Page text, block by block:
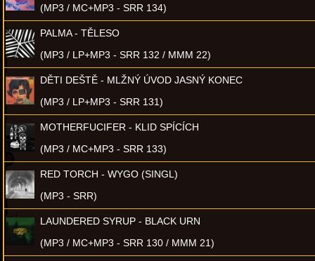
(MP3 / MC+MP3 - SRR 134)
PALMA - TĚLESO
(MP3 / LP+MP3 - SRR 132 / MMM 22)
DĚTI DEŠTĚ - MLŽNÝ ÚVOD JASNÝ KONEC
(MP3 / LP+MP3 - SRR 131)
MOTHERFUCIFER - KLID SPÍCÍCH
(MP3 / MC+MP3 - SRR 133)
RED TORCH - WYGO (SINGL)
(MP3 - SRR)
LAUNDERED SYRUP - BLACK URN
(MP3 / MC+MP3 - SRR 130 / MMM 21)